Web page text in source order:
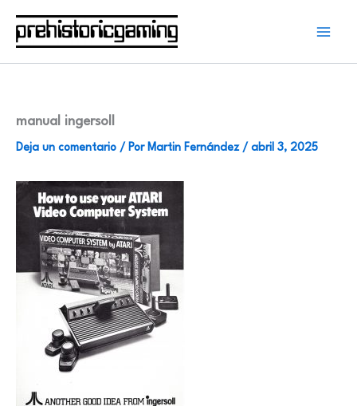
contenido
manual ingersoll
Deja un comentario / Por Martin Fernández / abril 3, 2025